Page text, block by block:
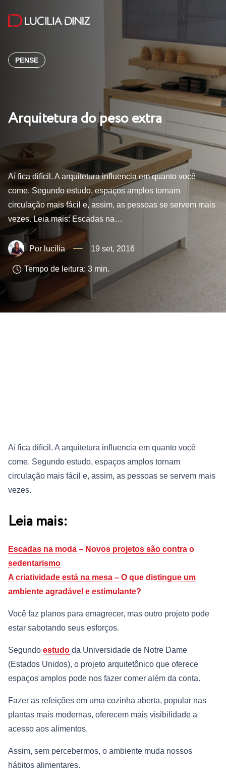
PENSE
Arquitetura do peso extra
Aí fica difícil. A arquitetura influencia em quanto você
come. Segundo estudo, espaços amplos tornam
circulação mais fácil e, assim, as pessoas se servem mais
vezes. Leia mais: Escadas na…
lucilia 19 set, 2016
Tempo de leitura: 3 min.
Aí fica difícil. A arquitetura influencia em quanto você
come. Segundo estudo, espaços amplos tornam
circulação mais fácil e, assim, as pessoas se servem mais
vezes.
Leia mais:
Escadas na moda – Novos projetos são contra o
sedentarismo
A criatividade está na mesa – O que distingue um
ambiente agradável e estimulante?
Você faz planos para emagrecer, mas outro projeto pode
estar sabotando seus esforços.
Segundo estudo da Universidade de Notre Dame
(Estados Unidos), o projeto arquitetônico que oferece
espaços amplos pode nos fazer comer além da conta.
Fazer as refeições em uma cozinha aberta, popular nas
plantas mais modernas, oferecem mais visibilidade a
acesso aos alimentos.
Assim, sem percebermos, o ambiente muda nossos
hábitos alimentares.